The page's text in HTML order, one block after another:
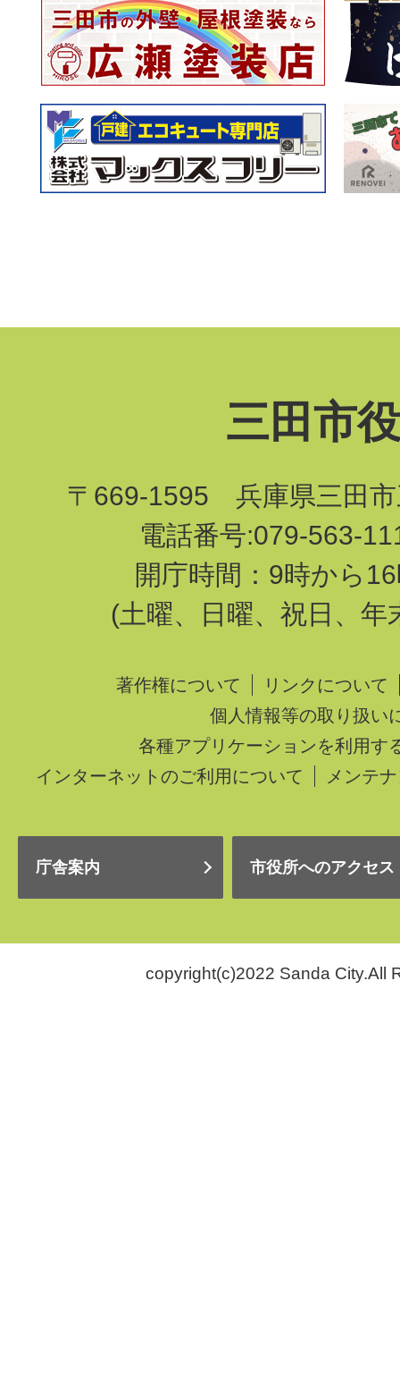
三田市
〒669-1595 兵庫県三田市
電話番号:079-563-
開庁時間：9時から
(土曜、日曜、祝日、年
著作権について
リンクについて
個人情報等の取り扱い
各種アプリケーションを利用す
インターネットのご利用について
メンテ
庁舎案内 市役所へのアクセス
copyright(c)2022 Sanda City.All